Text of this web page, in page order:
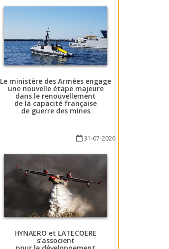
Le ministère des Armées engage
une nouvelle étape majeure
dans le renouvellement
de la capacité française
de guerre des mines
31-07-2026
HYNAERO et LATECOERE
s’associent